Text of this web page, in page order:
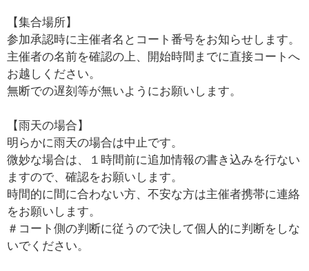
【集合場所】
参加承認時に主催者名とコート番号をお知らせします。
主催者の名前を確認の上、開始時間までに直接コートへ
お越しください。
無断での遅刻等が無いようにお願いします。
【雨天の場合】
明らかに雨天の場合は中止です。
微妙な場合は、１時間前に追加情報の書き込みを行ない
ますので、確認をお願いします。
時間的に間に合わない方、不安な方は主催者携帯に連絡
をお願いします。
＃コート側の判断に従うので決して個人的に判断をしな
いでください。